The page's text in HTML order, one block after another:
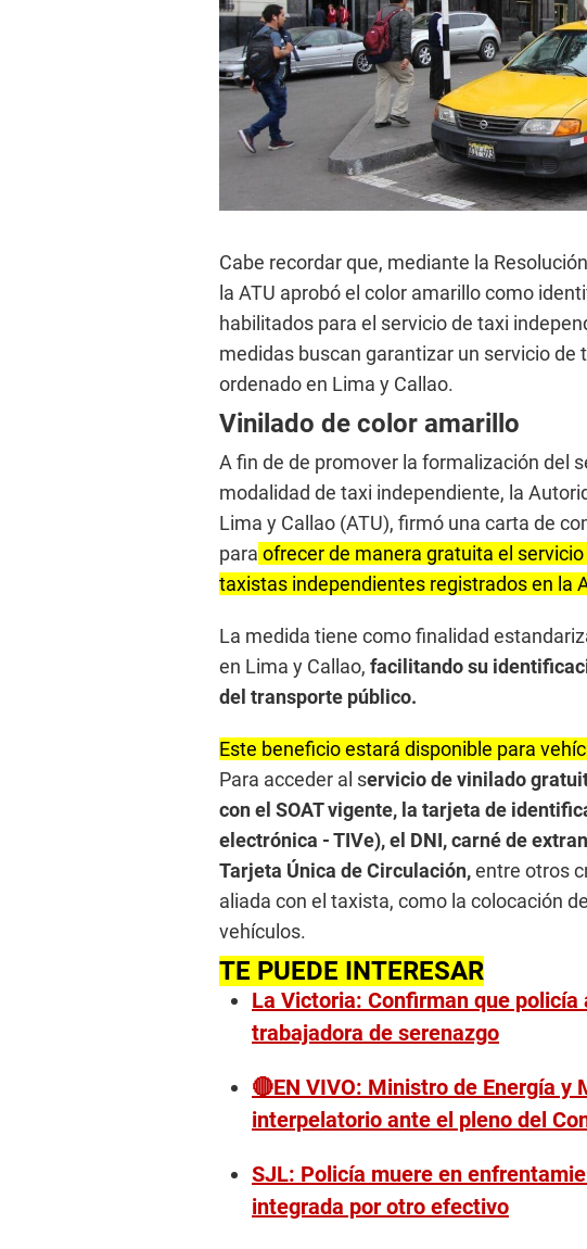
Cabe recordar que, mediante la
la ATU aprobó el color amarillo como
habilitados para el servicio de taxi
medidas buscan garantizar un servicio
ordenado en Lima y Callao.
Vinilado de color amarillo
A fin de de promover la formalización del
modalidad de taxi independiente, la
Lima y Callao (ATU), firmó una carta de
para ofrecer de manera gratuita el
taxistas independientes registrados en la
La medida tiene como finalidad
en Lima y Callao, facilitando su
del transporte público.
Este beneficio estará disponible para
Para acceder al servicio de vinilado
con el SOAT vigente, la tarjeta de
electrónica - TIVe), el DNI, carné de
Tarjeta Única de Circulación,entre otros
aliada con el taxista, como la colocación
vehículos.
TE PUEDE INTERESAR
La Victoria: Confirman que policía
trabajadora de serenazgo
🔴EN VIVO: Ministro de Energía y
interpelatorio ante el pleno del
SJL: Policía muere en
integrada por otro efectivo